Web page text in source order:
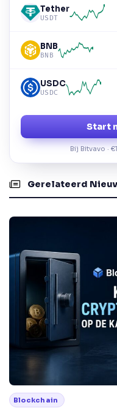
Tether
USDT
BNB
BNB
USDC
USDC
Start
Bij Bitvavo ·
Gerelateerd
Blockchain